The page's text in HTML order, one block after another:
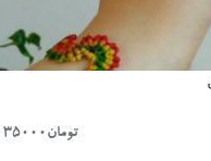
تومان35000